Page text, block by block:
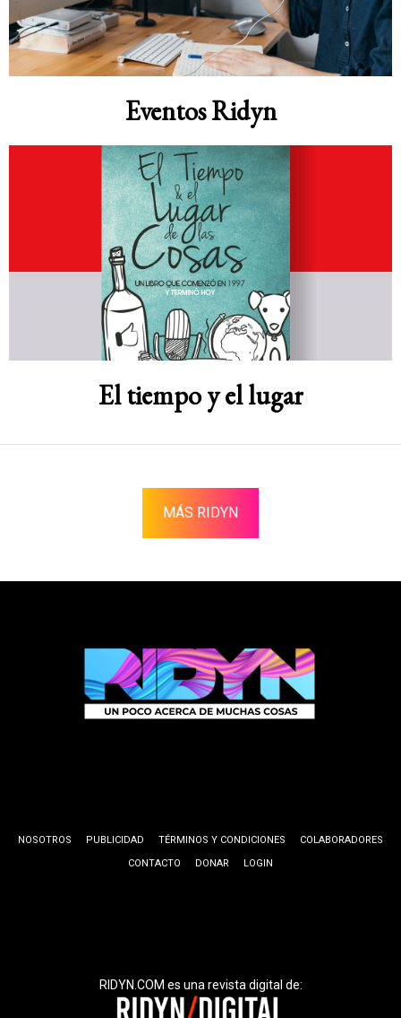
Eventos Ridyn
El tiempo y el lugar
MÁS RIDYN
NOSOTROS PUBLICIDAD TÉRMINOS Y CONDICIONES
COLABORADORES
CONTACTO
DONAR LOGIN
RIDYN.COM es una revista digital de: